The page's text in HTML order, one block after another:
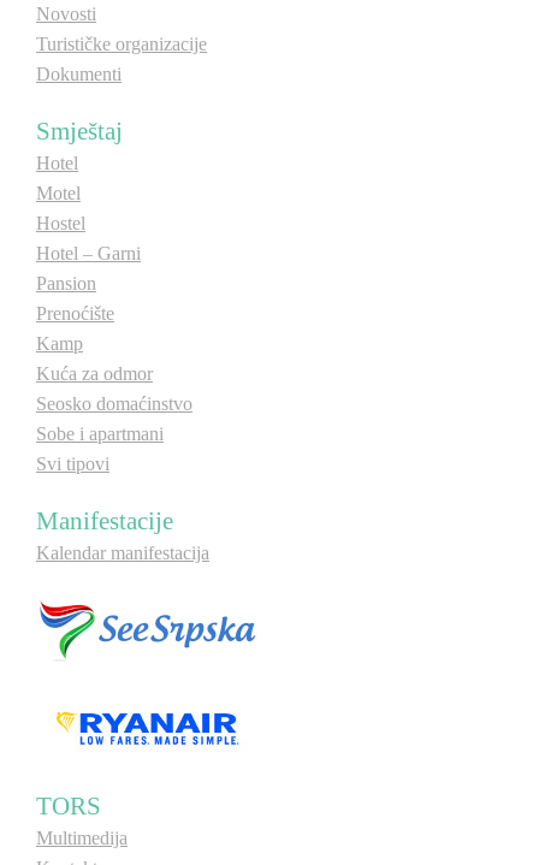
Novosti
Turističke organizacije
Dokumenti
Smještaj
Hotel
Motel
Hostel
Hotel – Garni
Pansion
Prenoćište
Kamp
Kuća za odmor
Seosko domaćinstvo
Sobe i apartmani
Svi tipovi
Manifestacije
Kalendar manifestacija
TORS
Multimedija